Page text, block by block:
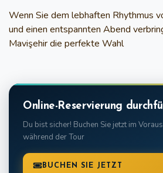
Wenn Sie dem lebhaften Rhythmus
und einen entspannten Abend
Mavişehir die perfekte Wahl
Online-Reservierung
Du bist sicher! Buchen Sie jetzt im
während der Tour
BUCHEN SIE JETZT